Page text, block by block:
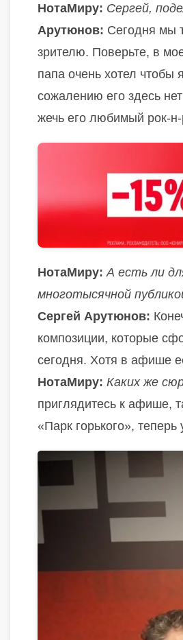
НотаМиру: Сергей,
Арутюнов: Сегодня мы
зрителю. Поверьте, в
папа очень хотел
сожалению его здесь
жечь его любимый рок-
НотаМиру: А есть ли
многотысячной
Сергей Арутюнов:
композиции, которые
сегодня. Хотя в афише
НотаМиру: Каких же
приглядитесь к афише,
«Парк горького», теперь